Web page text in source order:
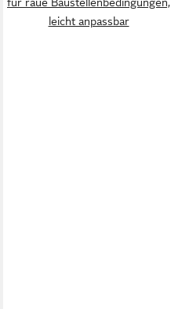
leicht anpassbar